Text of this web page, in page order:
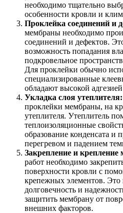
необходимо тщательно
особенности кровли и
Проклейка соединений и
мембраны необходимо
соединений и дефектов.
возможность попадания
подкровельное
Для проклейки обычно
специализированные
обладают высокой
Укладка слоя утеплителя:
проклейки мембраны, на
утеплителя. Утеплитель
теплоизоляционные
образование конденсата и
перегревом и падением
Закрепление и
работ необходимо
поверхности кровли с
крепежных элементов. Это
долговечность и
защитить мембрану от
внешних факторов.